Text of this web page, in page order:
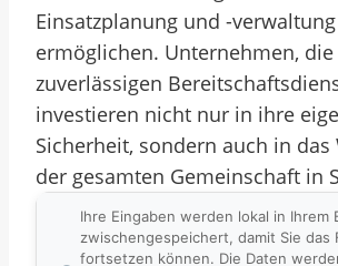
Einsatzplanung und -verwaltung
ermöglichen. Unternehmen,
zuverlässigen
investieren nicht nur in ihre
Sicherheit, sondern auch in das
der gesamten Gemeinschaft in
Ihre Eingaben werden lokal in Ihrem
zwischengespeichert, damit Sie das
fortsetzen können. Die Daten